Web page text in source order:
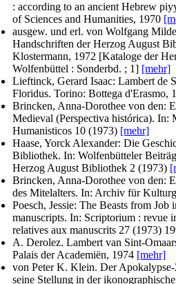
: according to an ancient Hebrew
of Sciences and Humanities, 1970
ausgew. und erl. von Wolfgang Milde
Handschriften der Herzog August
Klostermann, 1972 [Kataloge der
Wolfenbüttel : Sonderbd. ; 1] [mehr]
Lieftinck, Gerard Isaac: Lambert de
Floridus. Torino: Bottega d'Erasmo,
Brincken, Anna-Dorothee von den:
Medieval (Perspectiva histórica). In:
Humanisticos 10 (1973) [mehr]
Haase, Yorck Alexander: Die
Bibliothek. In: Wolfenbütteler
Herzog August Bibliothek 2 (1973)
Brincken, Anna-Dorothee von den:
des Mitelalters. In: Archiv für
Poesch, Jessie: The Beasts from Job
manuscripts. In: Scriptorium : revue
relatives aux manuscrits 27 (1973)
A. Derolez. Lambert van Sint-
Palais der Academiën, 1974 [mehr]
von Peter K. Klein. Der
seine Stellung in der